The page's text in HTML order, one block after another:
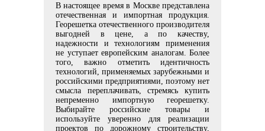
В настоящее время в Москве представлена
отечественная и импортная продукция.
Георешетка отечественного производителя
выгодней в цене, а по качеству,
надежности и технологиям применения
не уступает европейским аналогам. Более
того, важно отметить идентичность
технологий, применяемых зарубежными и
российскими предприятиями, поэтому нет
смысла переплачивать, стремясь купить
непременно импортную георешетку.
Выбирайте российские товары и
используйте уверенно для реализации
проектов по дорожному строительству,